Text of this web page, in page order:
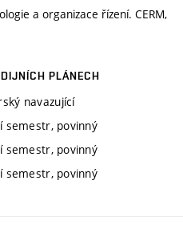
a organizace řízení. CERM,
PLÁNECH
navazující
semestr, povinný
semestr, povinný
semestr, povinný